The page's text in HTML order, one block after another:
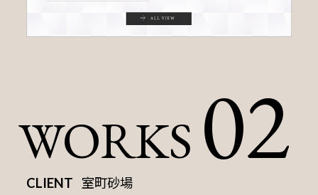
WORKS 02
CLIENT 室町砂場